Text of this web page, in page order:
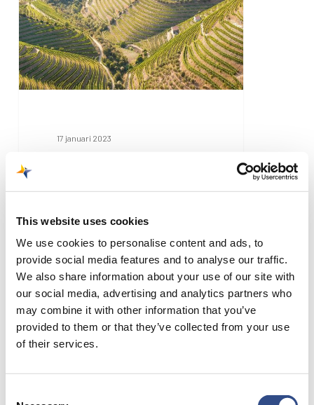
This website uses cookies
We use cookies to personalise content and ads, to
provide social media features and to analyse our traffic.
We also share information about your use of our site with
our social media, advertising and analytics partners who
may combine it with other information that you’ve
provided to them or that they’ve collected from your use
of their services.
Duorovallei
17 januari 2023
Geniet van de landschappen
van de Duorovallei tijdens
deze dagtour vanuit Porto.
Proef portwijn en…
Hop